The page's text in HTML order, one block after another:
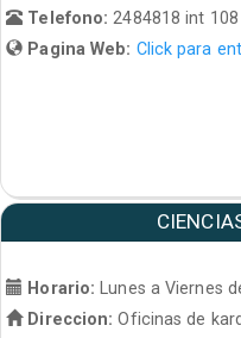
Telefono: 2484818 int 108
Pagina Web: Click para
Horario: Lunes a Viernes
Direccion: Oficinas de